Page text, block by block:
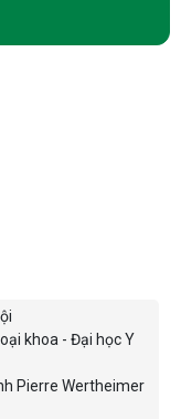
khoa - Đại học Y
Pierre Wertheimer